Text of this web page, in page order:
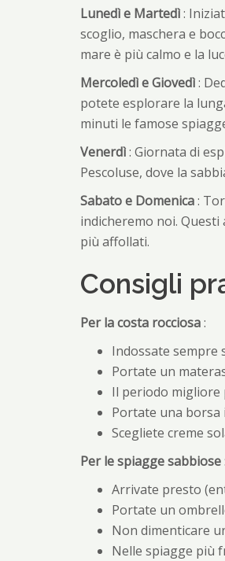
Lunedì e Martedì:
scoglio, maschera e
mare è più calmo e la
Mercoledì e Giovedì:
potete esplorare la
minuti le famose
Venerdì: Giornata di
Pescoluse, dove la
Sabato e Domenica:
indicheremo noi.
più affollati.
Consigli
Per la costa rocciosa:
Indossate sempre
Portate un
Il periodo migliore
Portate una
Scegliete creme
Per le spiagge sabbiose:
Arrivate presto
Portate un
Non dimenticare
Nelle spiagge più